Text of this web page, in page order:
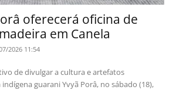
oferecerá oficina de
em Canela
2026 11:54
de divulgar a cultura e artefatos
guarani Yvyã Porâ, no sábado (18),